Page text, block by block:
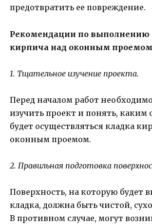
предотвратить ее повреждение.
Рекомендации по выполнению
кирпича над оконным
1. Тщательное изучение проекта.
Перед началом работ
изучить проект и понять, каким
будет осуществляться кладка
оконным проемом.
2. Правильная подготовка
Поверхность, на которую будет
кладка, должна быть чистой,
В противном случае, могут